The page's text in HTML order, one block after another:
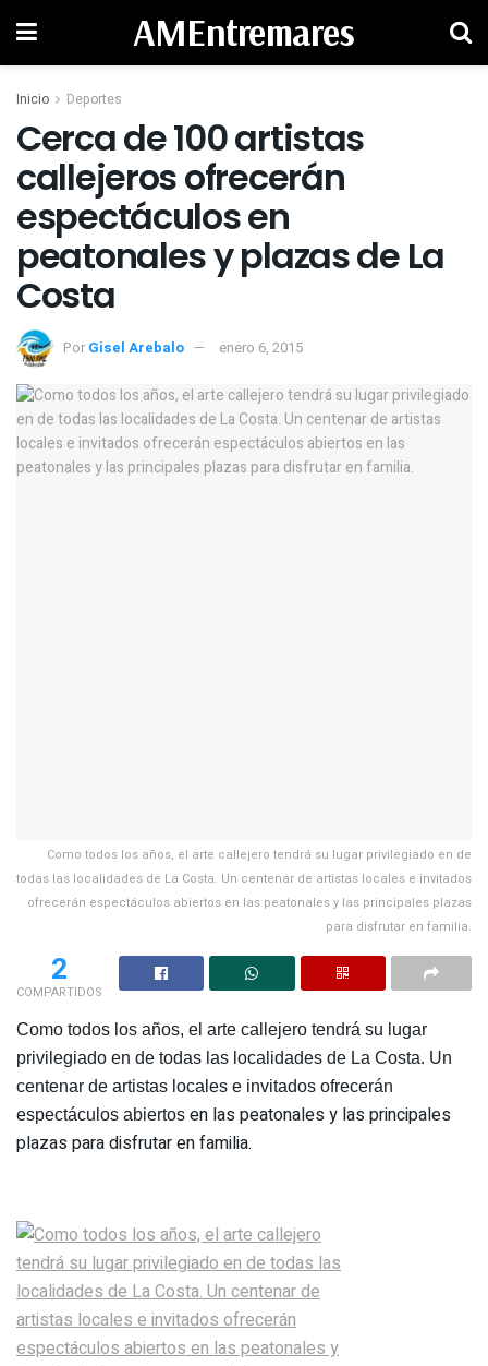
AMEntremares
Inicio Deportes
Cerca de 100 artistas
callejeros ofrecerán
espectáculos en
peatonales y plazas de La
Costa
Por Gisel Arebalo enero 6, 2015
Como todos los años, el arte callejero tendrá su lugar privilegiado en de
todas las localidades de La Costa. Un centenar de artistas locales e invitados
ofrecerán espectáculos abiertos en las peatonales y las principales plazas
para disfrutar en familia.
2
COMPARTIDOS
Como todos los años, el arte callejero tendrá su lugar
privilegiado en de todas las localidades de La Costa. Un
centenar de artistas locales e invitados ofrecerán
espectáculos abiertos en las peatonales y las principales
plazas para disfrutar en familia.